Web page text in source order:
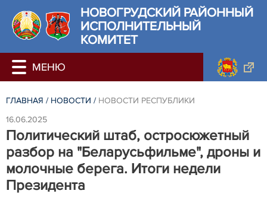
НОВОГРУДСКИЙ РАЙОННЫЙ
ИСПОЛНИТЕЛЬНЫЙ
КОМИТЕТ
ГЛАВНАЯ / НОВОСТИ / НОВОСТИ РЕСПУБЛИКИ
16.06.2025
Политический штаб, остросюжетный
разбор на "Беларусьфильме", дроны и
молочные берега. Итоги недели
Президента